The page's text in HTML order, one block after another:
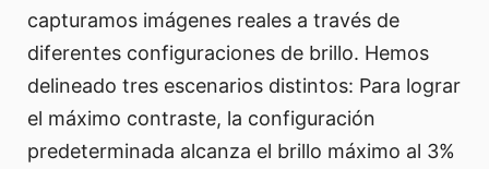
capturamos imágenes reales a través de
diferentes configuraciones de brillo. Hemos
delineado tres escenarios distintos: Para lograr
el máximo contraste, la configuración
predeterminada alcanza el brillo máximo al 3%